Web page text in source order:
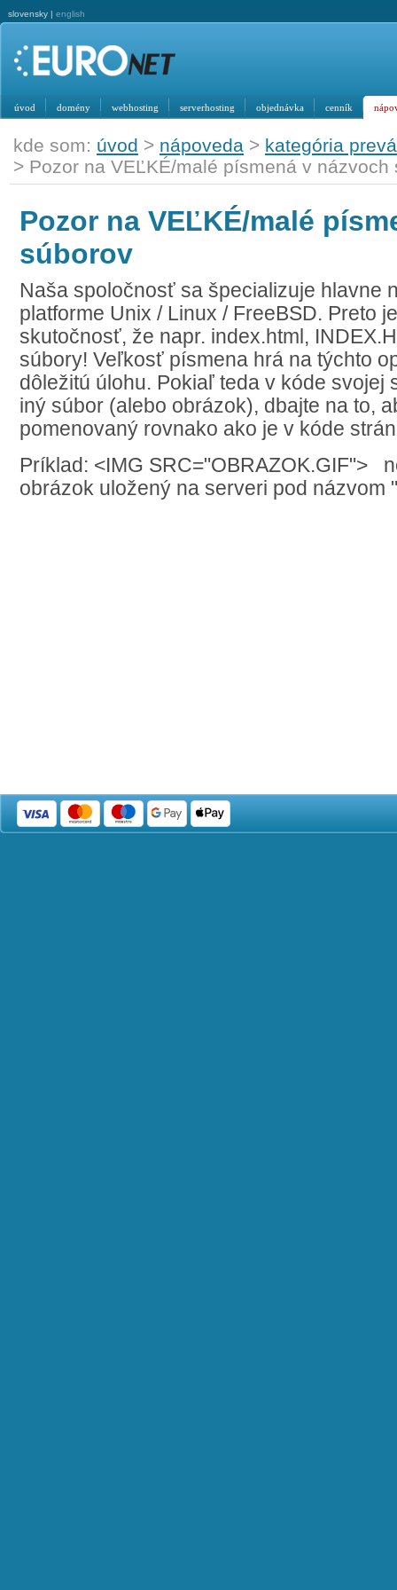
slovensky | english
úvod domény webhosting serverhosting objednávka cenník
kde som: úvod > nápoveda > kategória
> Pozor na VEĽKÉ/malé písmená v názvoch
Pozor na VEĽKÉ/malé
súborov
Naša spoločnosť sa špecializuje hlavne
platforme Unix / Linux / FreeBSD. Preto
skutočnosť, že napr. index.html,
súbory! Veľkosť písmena hrá na týchto
dôležitú úlohu. Pokiaľ teda v kóde svojej
iný súbor (alebo obrázok), dbajte na to,
pomenovaný rovnako ako je v kóde
Príklad: <IMG SRC="OBRAZOK.GIF">
obrázok uložený na serveri pod názvom